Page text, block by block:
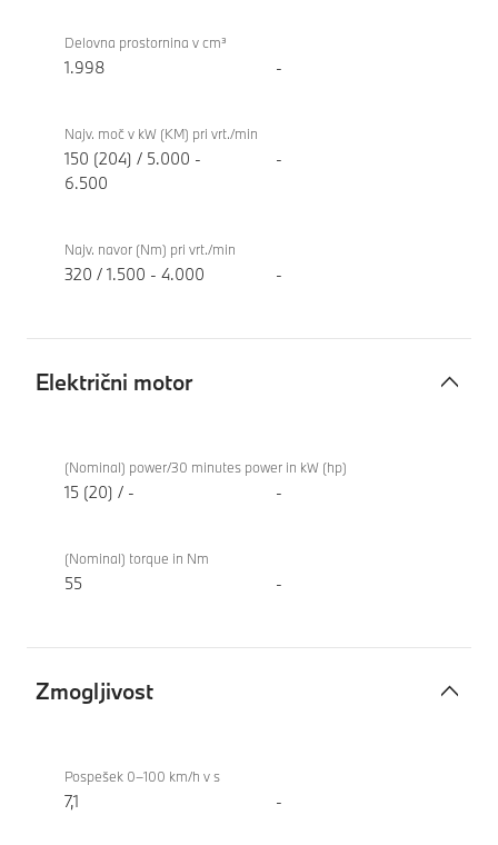
TurboDelovna prostornina v cm³
1.998 -
Najv. moč v kW (KM) pri vrt./min
150 (204) / 5.000 -
6.500
-
Najv. navor (Nm) pri vrt./min
320 / 1.500 - 4.000 -
Električni motor
motor
xDrive23i
(Nominal) power/30 minutes power in kW (hp)
15 (20) / - -
(Nominal) torque in Nm
55 -
Zmogljivost
xDrive23i
Pospešek 0–100 km/h v s
7,1 -